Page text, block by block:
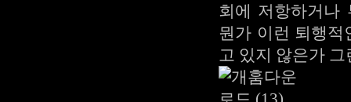
회에 저항하거나
뭔가 이런 퇴행
고 있지 않은가